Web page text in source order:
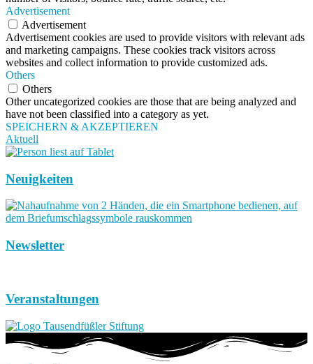
Advertisement
Advertisement
Advertisement cookies are used to provide visitors with relevant ads
and marketing campaigns. These cookies track visitors across
websites and collect information to provide customized ads.
Others
Others
Other uncategorized cookies are those that are being analyzed and
have not been classified into a category as yet.
SPEICHERN & AKZEPTIEREN
Aktuell
Neuigkeiten
Newsletter
Veranstaltungen